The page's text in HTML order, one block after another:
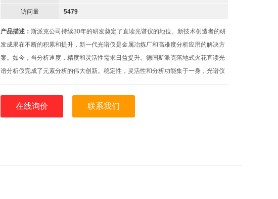
访问量 5479
产品描述：斯派克公司持续30年的研发奠定了直读光谱仪的地位。新技术创造者的研
发成果在不断的积累和提升，新一代光谱仪是金属冶炼厂和高难度分析应用的解决方
案。如今，当分析速度，精度和灵活性需求日益提升。德国斯派克落地式火花直读光
谱分析仪完成了元素分析的伟大创新。稳定性，灵活性和分析功能集于一身，光谱仪
制造公司。PMT/CCD双检测器光学系统和全新突破的CCD光学系统为科研和过程/质
量控制设定了新的标准。
在线询价 联系我们